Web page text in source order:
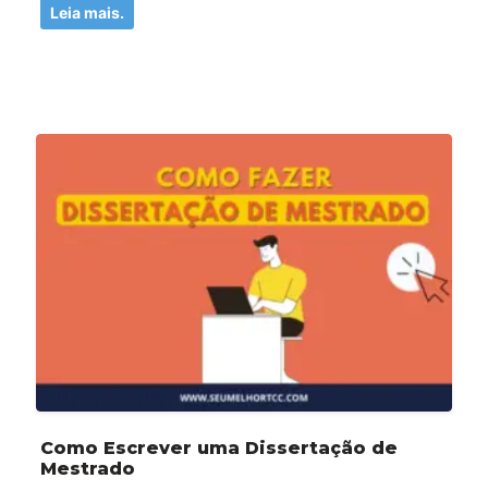
Leia mais.
Como Escrever uma Dissertação de
Mestrado